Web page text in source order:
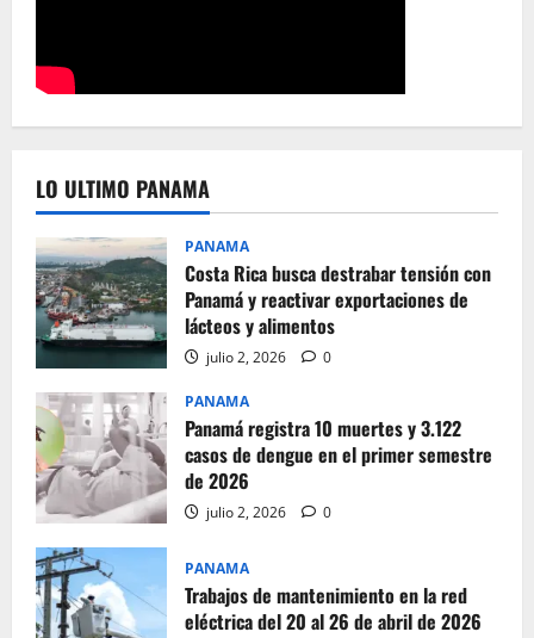
LO ULTIMO PANAMA
PANAMA
Costa Rica busca destrabar tensión con
Panamá y reactivar exportaciones de
lácteos y alimentos
julio 2, 2026 0
PANAMA
Panamá registra 10 muertes y 3.122
casos de dengue en el primer semestre
de 2026
julio 2, 2026 0
PANAMA
Trabajos de mantenimiento en la red
eléctrica del 20 al 26 de abril de 2026